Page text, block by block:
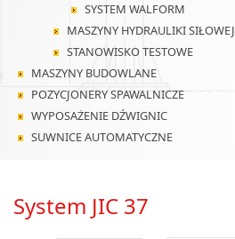
SYSTEM WALFORM
MASZYNY HYDRAULIKI SIŁOWEJ
STANOWISKO TESTOWE
MASZYNY BUDOWLANE
POZYCJONERY SPAWALNICZE
WYPOSAŻENIE DŹWIGNIC
SUWNICE AUTOMATYCZNE
System JIC 37